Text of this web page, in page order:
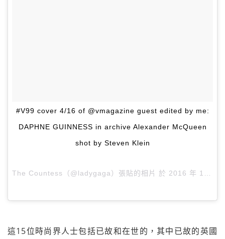
#V99 cover 4/16 of @vmagazine guest edited by me:
DAPHNE GUINNESS in archive Alexander McQueen
shot by Steven Klein
The Countess（@ladygaga）張貼的相片 於 2016 年 1月 月 5 8:23上午 PST
這15位時尚界人士包括已故和在世的，其中已故的英國